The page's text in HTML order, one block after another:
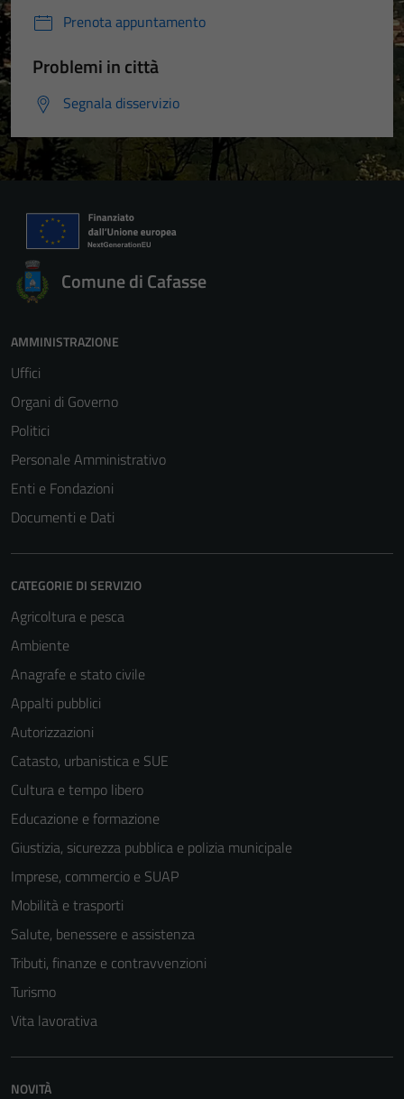
Prenota appuntamento
Problemi in città
Segnala disservizio
Comune di Cafasse
AMMINISTRAZIONE
Uffici
Organi di Governo
Politici
Personale Amministrativo
Enti e Fondazioni
Documenti e Dati
CATEGORIE DI SERVIZIO
Agricoltura e pesca
Ambiente
Anagrafe e stato civile
Appalti pubblici
Autorizzazioni
Catasto, urbanistica e SUE
Cultura e tempo libero
Educazione e formazione
Giustizia, sicurezza pubblica e polizia municipale
Imprese, commercio e SUAP
Mobilità e trasporti
Salute, benessere e assistenza
Tributi, finanze e contravvenzioni
Turismo
Vita lavorativa
NOVITÀ
Tecnici